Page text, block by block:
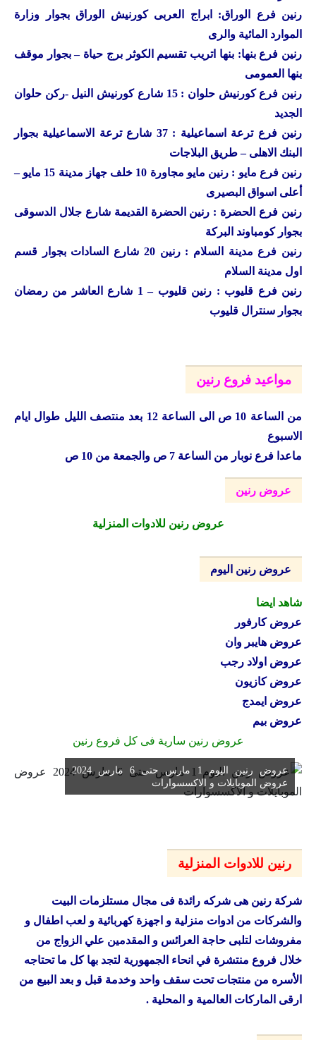
رنين فرع الوراق: ابراج العربى كورنيش الوراق بجوار وزارة
الموارد المائية والرى
رنين فرع بنها: بنها اتريب تقسيم الكوثر برج حياة – بجوار موقف
بنها العمومى
رنين فرع كورنيش حلوان : 15 شارع كورنيش النيل -ركن حلوان
الجديد
رنين فرع ترعة اسماعيلية : 37 شارع ترعة الاسماعيلية بجوار
البنك الاهلى – طريق البلاجات
رنين فرع مايو : رنين مايو مجاورة 10 خلف جهاز مدينة 15 مايو –
أعلى اسواق البصيرى
رنين فرع الحضرة : رنين الحضرة القديمة شارع جلال الدسوقى
بجوار كومباوند البركة
رنين فرع مدينة السلام : رنين 20 شارع السادات بجوار قسم
اول مدينة السلام
رنين فرع قليوب : رنين قليوب – 1 شارع العاشر من رمضان
بجوار سنترال قليوب
مواعيد فروع رنين
من الساعة 10 ص الى الساعة 12 بعد منتصف الليل طوال ايام
الاسبوع
ماعدا فرع نوبار من الساعة 7 ص والجمعة من 10 ص
عروض رنين
عروض رنين للادوات المنزلية
عروض رنين اليوم
شاهد ايضا
عروض كارفور
عروض هايبر وان
عروض اولاد رجب
عروض كازيون
عروض ايمدج
عروض بيم
عروض رنين سارية فى كل فروع رنين
عروض رنين اليوم 1 مارس حتى 6 مارس 2024
عروض الموبايلات و الاكسسوارات
رنين للادوات المنزلية
شركة رنين هى شركه رائدة فى مجال مستلزمات البيت
والشركات من ادوات منزلية و اجهزة كهربائية و لعب اطفال و
مفروشات لتلبى حاجة العرائس و المقدمين علي الزواج من
خلال فروع منتشرة في انحاء الجمهورية لتجد بها كل ما تحتاجه
الأسره من منتجات تحت سقف واحد وخدمة قبل و بعد البيع من
ارقى الماركات العالمية و المحلية .